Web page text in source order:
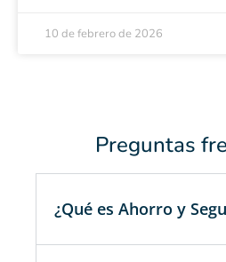
10 de febrero de 2026
Preguntas
¿Qué es Ahorro y